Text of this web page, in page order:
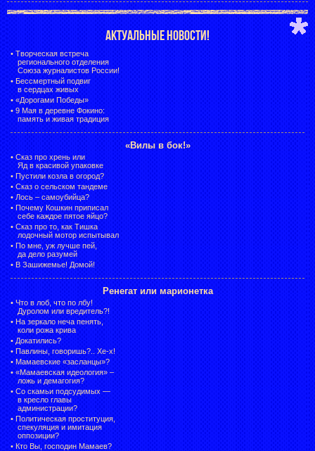
АКТУАЛЬНЫЕ НОВОСТИ!
• Творческая встреча
регионального отделения
Союза журналистов России!
• Бессмертный подвиг
в сердцах живых
• «Дорогами Победы»
• 9 Мая в деревне Фокино:
память и живая традиция
«Вилы в бок!»
• Сказ про хрень или
Яд в красивой упаковке
• Пустили козла в огород?
• Сказ о сельском тандеме
• Лось – самоубийца?
• Почему Кошкин приписал
себе каждое пятое яйцо?
• Сказ про то, как Тишка
лодочный мотор испытывал
• По мне, уж лучше пей,
да дело разумей
• В Зашижемье! Домой!
Ренегат или марионетка
• Что в лоб, что по лбу!
Дуролом или вредитель?!
• На зеркало неча пенять,
коли рожа крива
• Докатились?
• Павлины, говоришь?.. Хе-х!
• Мамаевские «засланцы»?
• «Мамаевская идеология» –
ложь и демагогия?
• Со скамьи подсудимых —
в кресло главы
администрации?
• Политическая проституция,
спекуляция и имитация
оппозиции?
• Кто Вы, господин Мамаев?